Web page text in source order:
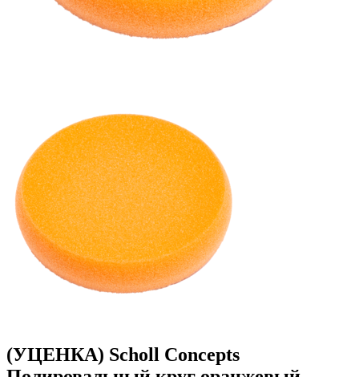
(УЦЕНКА) Scholl Concepts